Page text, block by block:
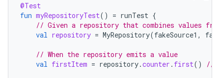
@Test
fun myRepositoryTest() = runTest {
// Given a repository that combines values
val repository = MyRepository(fakeSource1 ,
// When the repository emits a value
val firstItem = repository.counter . first() //